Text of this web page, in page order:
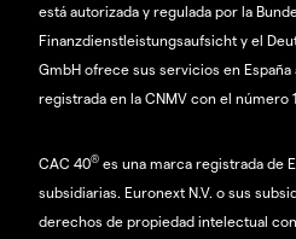
está autorizada y regulada por la
Finanzdienstleistungsaufsicht y el
GmbH ofrece sus servicios en España
registrada en la CNMV con el número
CAC 40® es una marca registrada de
subsidiarias. Euronext N.V. o sus
derechos de propiedad intelectual